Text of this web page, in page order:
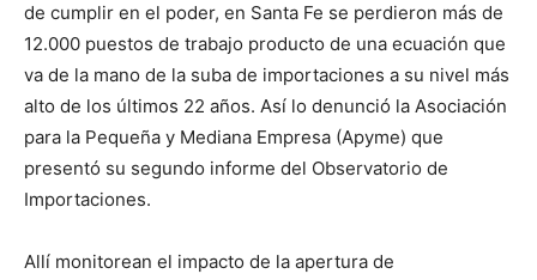
de cumplir en el poder, en Santa Fe se perdieron más de
12.000 puestos de trabajo producto de una ecuación que
va de la mano de la suba de importaciones a su nivel más
alto de los últimos 22 años. Así lo denunció la Asociación
para la Pequeña y Mediana Empresa (Apyme) que
presentó su segundo informe del Observatorio de
Importaciones.
Allí monitorean el impacto de la apertura de